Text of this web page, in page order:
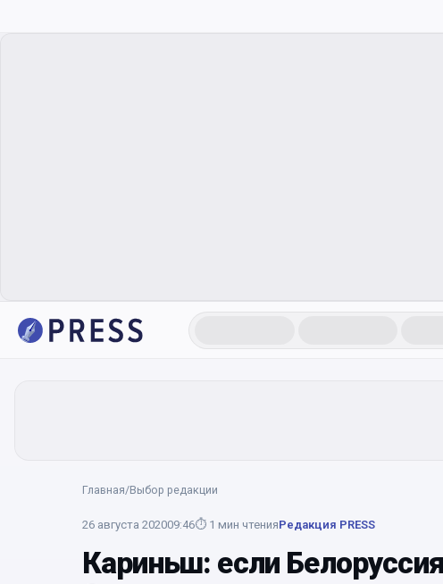
Главная/Выбор редакции
26 августа 202009:46⏱ 1 мин чтенияРедакция PRESS
Кариньш: если